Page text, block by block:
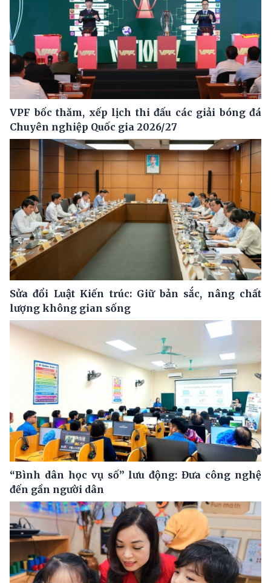
VPF bốc thăm, xếp lịch thi đấu các giải bóng đá
Chuyên nghiệp Quốc gia 2026/27
Sửa đổi Luật Kiến trúc: Giữ bản sắc, nâng chất
lượng không gian sống
“Bình dân học vụ số” lưu động: Đưa công nghệ
đến gần người dân